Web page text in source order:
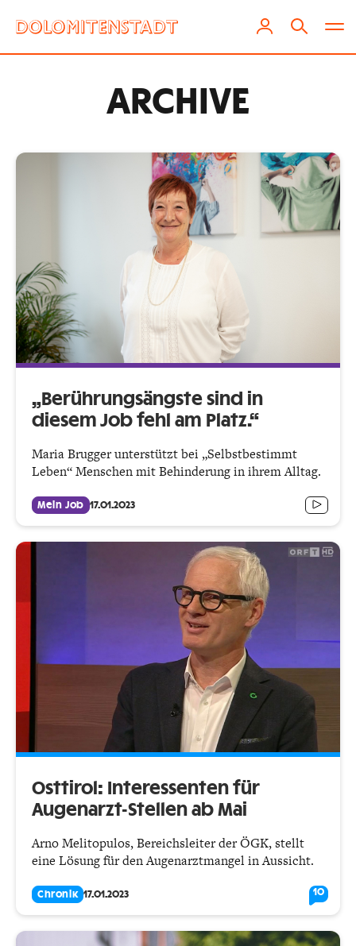
ARCHIVE
„Berührungsängste sind in
diesem Job fehl am Platz.“
Maria Brugger unterstützt bei „Selbstbestimmt
Leben“ Menschen mit Behinderung in ihrem Alltag.
Mein Job 17.01.2023
Osttirol: Interessenten für
Augenarzt-Stellen ab Mai
Arno Melitopulos, Bereichsleiter der ÖGK, stellt
eine Lösung für den Augenarztmangel in Aussicht.
Chronik 17.01.2023 10